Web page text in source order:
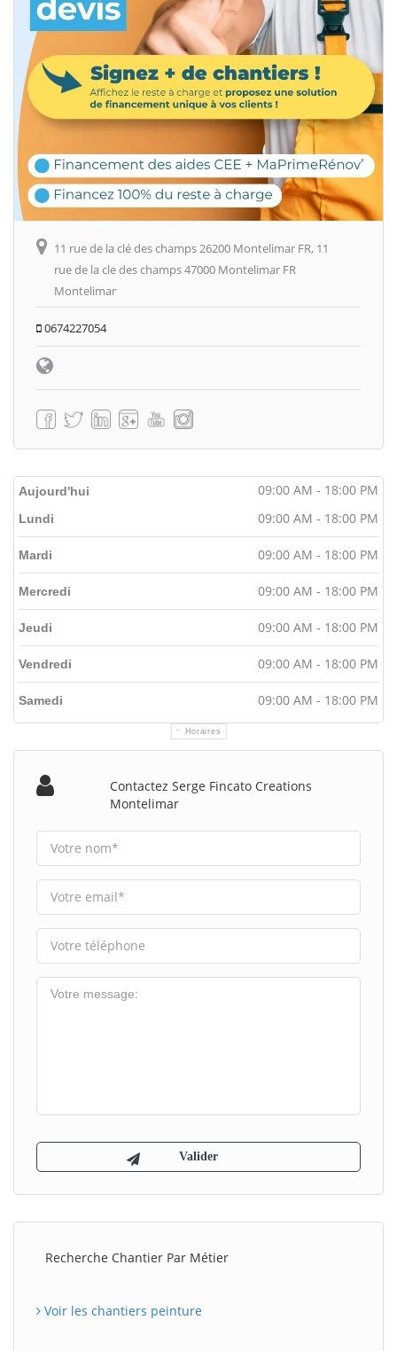
11 rue de la clé des champs 26200 Montelimar FR, 11
rue de la cle des champs 47000 Montelimar FR
Montelimar
0674227054
Aujourd'hui 09:00 AM - 18:00 PM
Horaires
Lundi 09:00 AM - 18:00 PM
Mardi 09:00 AM - 18:00 PM
Mercredi 09:00 AM - 18:00 PM
Jeudi 09:00 AM - 18:00 PM
Vendredi 09:00 AM - 18:00 PM
Samedi 09:00 AM - 18:00 PM
Contactez Serge Fincato Creations
Montelimar
Recherche Chantier Par Métier
Voir les chantiers peinture